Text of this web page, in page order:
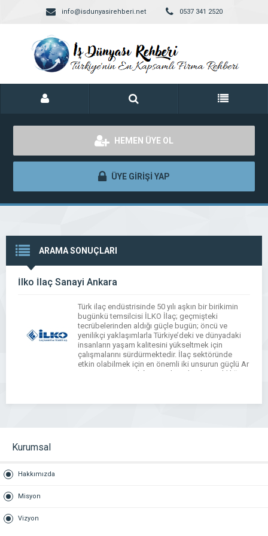
info@isdunyasirehberi.net 0537 341 2520
HEMEN ÜYE OL
ÜYE GİRİŞİ YAP
ARAMA SONUÇLARI
İlko İlaç Sanayi Ankara
Türk ilaç endüstrisinde 50 yılı aşkın bir birikimin
bugünkü temsilcisi İLKO İlaç; geçmişteki
tecrübelerinden aldığı güçle bugün; öncü ve
yenilikçi yaklaşımlarla Türkiye’deki ve dünyadaki
insanların yaşam kalitesini yükseltmek için
çalışmalarını sürdürmektedir. İlaç sektöründe
etkin olabilmek için en önemli iki unsurun güçlü Ar
– Ge ve üretim imkânına sahip olmak gerekliliği
WhatsApp
Facebook
Messenger
X Bluesky
TumblrPinterest
EmailShare
Kurumsal
Hakkımızda
Misyon
Vizyon